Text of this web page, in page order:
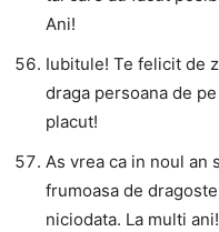
Ani!
Iubitule! Te felicit de
draga persoana de
placut!
As vrea ca in noul an
frumoasa de
niciodata. La multi ani!